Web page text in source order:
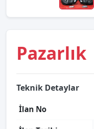
Pazarlık
Teknik Detaylar
İlan No